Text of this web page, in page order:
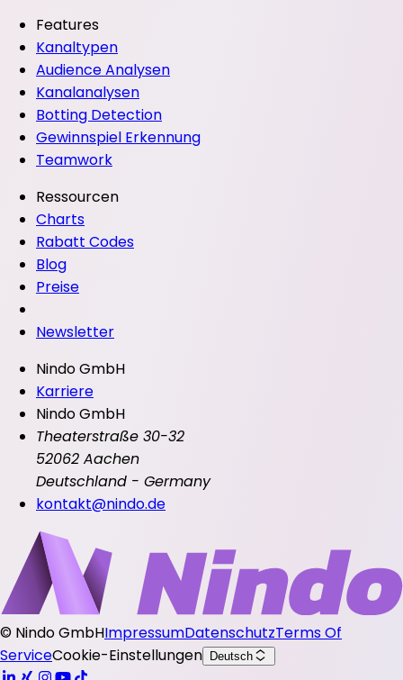
Features
Kanaltypen
Audience Analysen
Kanalanalysen
Botting Detection
Gewinnspiel Erkennung
Teamwork
Ressourcen
Charts
Rabatt Codes
Blog
Preise
Newsletter
Nindo GmbH
Karriere
Nindo GmbH
Theaterstraße 30-32
52062 Aachen
Deutschland - Germany
kontakt@nindo.de
© Nindo GmbHImpressumDatenschutzTerms Of
ServiceCookie-Einstellungen Deutsch